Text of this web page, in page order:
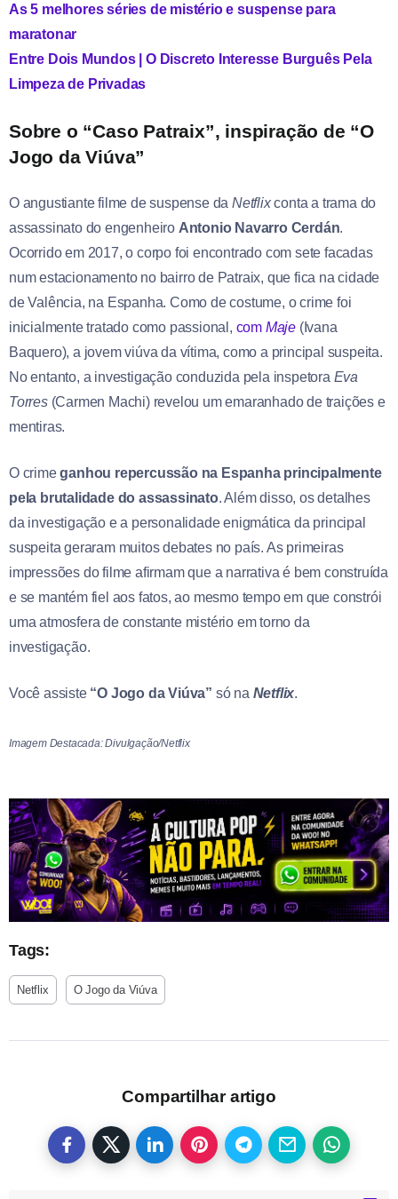
As 5 melhores séries de mistério e suspense para
maratonar
Entre Dois Mundos | O Discreto Interesse Burguês Pela
Limpeza de Privadas
Sobre o “Caso Patraix”, inspiração de “O
Jogo da Viúva”
O angustiante filme de suspense da Netflixconta a trama do
assassinato do engenheiro Antonio Navarro Cerdán.
Ocorrido em 2017, o corpo foi encontrado com sete facadas
num estacionamento no bairro de Patraix, que fica na cidade
de Valência, na Espanha. Como de costume, o crime foi
inicialmente tratado como passional, com Maje (Ivana
Baquero), a jovem viúva da vítima, como a principal suspeita.
No entanto, a investigação conduzida pela inspetora Eva
Torres(Carmen Machi) revelou um emaranhado de traições e
mentiras.
O crimeganhou repercussão na Espanha principalmente
pela brutalidade do assassinato. Além disso, os detalhes
da investigação e a personalidade enigmática da principal
suspeita geraram muitos debates no país. As primeiras
impressões do filme afirmam que a narrativa é bem construída
e se mantém fiel aos fatos, ao mesmo tempo em que constrói
uma atmosfera de constante mistério em torno da
investigação.
Você assiste “O Jogo da Viúva” só na Netflix.
Imagem Destacada: Divulgação/Netflix
Tags:
Netflix O Jogo da Viúva
Compartilhar artigo